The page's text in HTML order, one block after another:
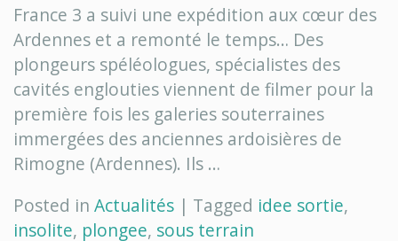
:
une
plongée
« hors
du
temps »
France 3 a suivi une expédition aux cœur des
Ardennes et a remonté le temps… Des
plongeurs spéléologues, spécialistes des
cavités englouties viennent de filmer pour la
première fois les galeries souterraines
immergées des anciennes ardoisières de
Rimogne (Ardennes). Ils …
Posted in Actualités | Tagged idee sortie,
insolite, plongee, sous terrain